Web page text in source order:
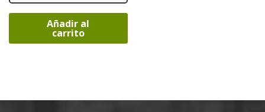
Añadir al
carrito